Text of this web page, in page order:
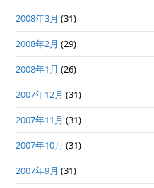
2008年3月 (31)
2008年2月 (29)
2008年1月 (26)
2007年12月 (31)
2007年11月 (31)
2007年10月 (31)
2007年9月 (31)